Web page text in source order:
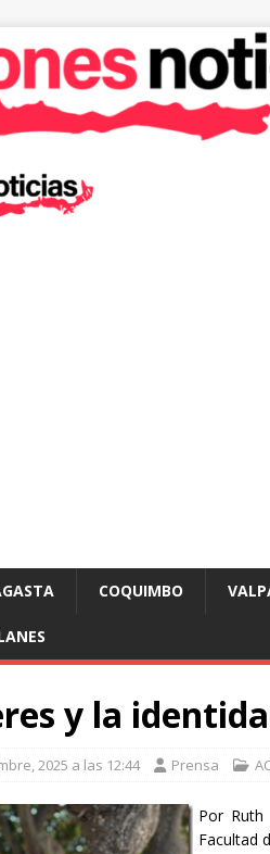
COQUIMBO
y la
2025 a las 12:44 Prensa
Por
Facultad